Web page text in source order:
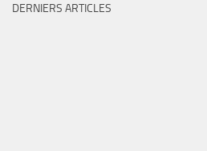
DERNIERS ARTICLES